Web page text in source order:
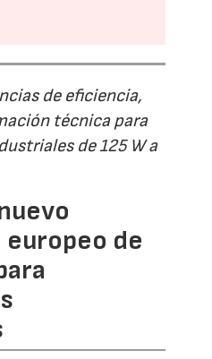
de eficiencia,
técnica para
de 125 W a
de